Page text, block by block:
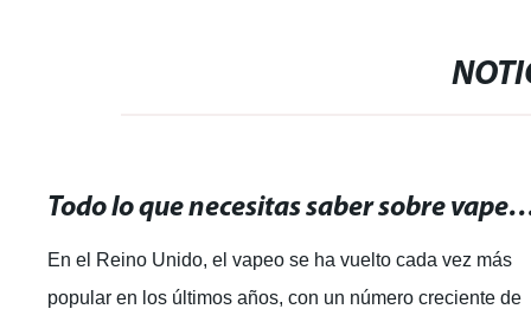
Todo lo que necesitas saber sobre vapear
En el Reino Unido, el vapeo se ha vuelto cada vez más
popular en los últimos años, con un número creciente de